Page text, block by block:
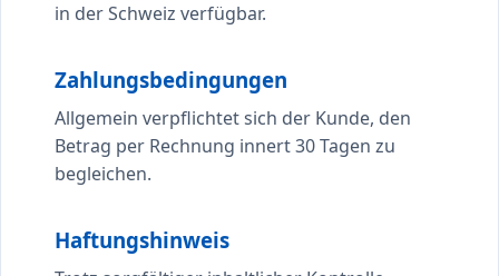
in der Schweiz verfügbar.
Zahlungsbedingungen
Allgemein verpflichtet sich der Kunde, den
Betrag per Rechnung innert 30 Tagen zu
begleichen.
Haftungshinweis